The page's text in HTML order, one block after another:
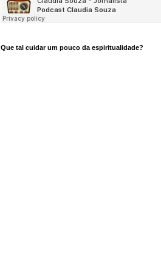
Que tal cuidar um pouco da espiritualidade?